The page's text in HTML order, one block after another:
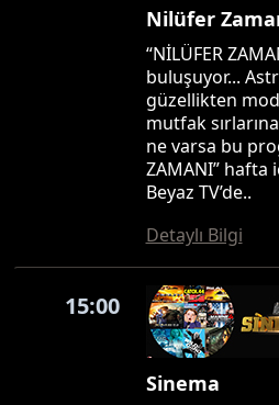
Nilüfer
“NİLÜFER
buluşuyor...
güzellikten
mutfak
ne varsa bu
ZAMANI” hafta
Beyaz TV’de..
Detaylı Bilgi
15:00
Sinema